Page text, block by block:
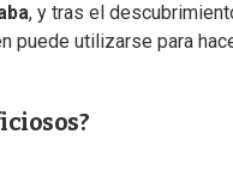
, y tras el
puede utilizarse para